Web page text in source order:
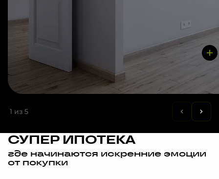
1 из 5
СУПЕР ИПОТЕКА
где начинаются искренние эмоции
от покупки